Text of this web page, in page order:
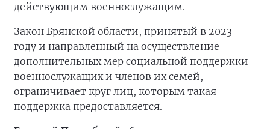
действующим военнослужащим.
Закон Брянской области, принятый в 2023
году и направленный на осуществление
дополнительных мер социальной поддержки
военнослужащих и членов их семей,
ограничивает круг лиц, которым такая
поддержка предоставляется.